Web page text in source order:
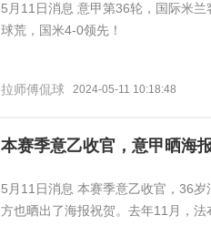
5月11日消息 意甲第36轮，国际米
球荒，国米4-0领先！
拉师傅侃球 2024-05-11 10:18:48
本赛季意乙收官，意甲晒海
5月11日消息 本赛季意乙收官，36
方也晒出了海报祝贺。去年11月，